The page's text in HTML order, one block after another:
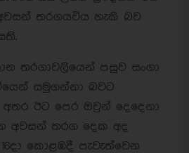
තරගයවිය හැකි බව
තරගාවලියෙන් පසුව සංගා
සමුගන්නා බවට
ඊට පෙර ඔවුන් දෙදෙනා
අවසන් තරග දෙක අද
කොළඹදී පැවැත්වෙන